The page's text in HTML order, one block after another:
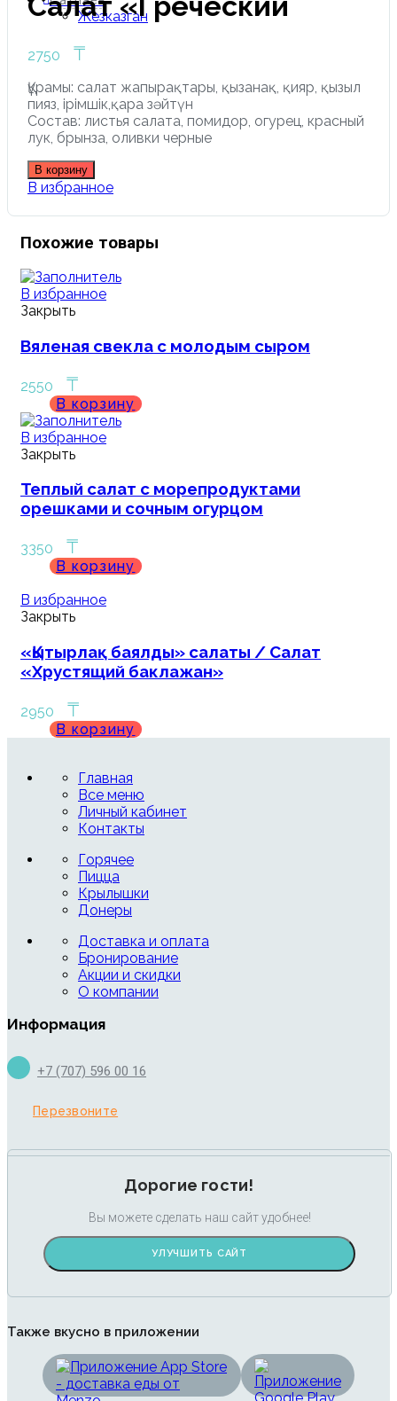
Жезказган
2750 ₸
Құрамы: салат жапырақтары, қызанақ, қияр, қызыл
пияз, ірімшік,қара зәйтүн
Состав: листья салата, помидор, огурец, красный
лук, брынза, оливки черные
В корзину
В избранное
Похожие товары
В избранное
Закрыть
Вяленая свекла с молодым сыром
2550 ₸
В корзину
В избранное
Закрыть
Теплый салат с морепродуктами
орешками и сочным огурцом
3350 ₸
В корзину
В избранное
Закрыть
«Қытырлақ баялды» салаты / Салат
«Хрустящий баклажан»
2950 ₸
В корзину
Главная
Все меню
Личный кабинет
Контакты
Горячее
Пицца
Крылышки
Донеры
Доставка и оплата
Бронирование
Акции и скидки
О компании
Информация
+7 (707) 596 00 16
Перезвоните
Дорогие гости!
Вы можете сделать наш сайт удобнее!
УЛУЧШИТЬ САЙТ
Также вкусно в приложении